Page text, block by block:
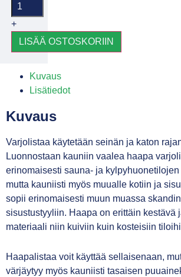
+
LISÄÄ OSTOSKORIIN
Kuvaus
Lisätiedot
Kuvaus
Varjolistaa käytetään seinän ja katon
Luonnostaan kauniin vaalea haapa
erinomaisesti sauna- ja
mutta kauniisti myös muualle kotiin ja
sopii erinomaisesti muun muassa
sisustustyyliin. Haapa on erittäin kestävä
materiaali niin kuiviin kuin kosteisiin
Haapalistaa voit käyttää sellaisenaan,
värjäytyy myös kauniisti tasaisen